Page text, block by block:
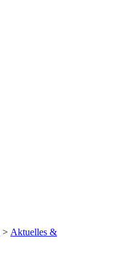
> Aktuelles &